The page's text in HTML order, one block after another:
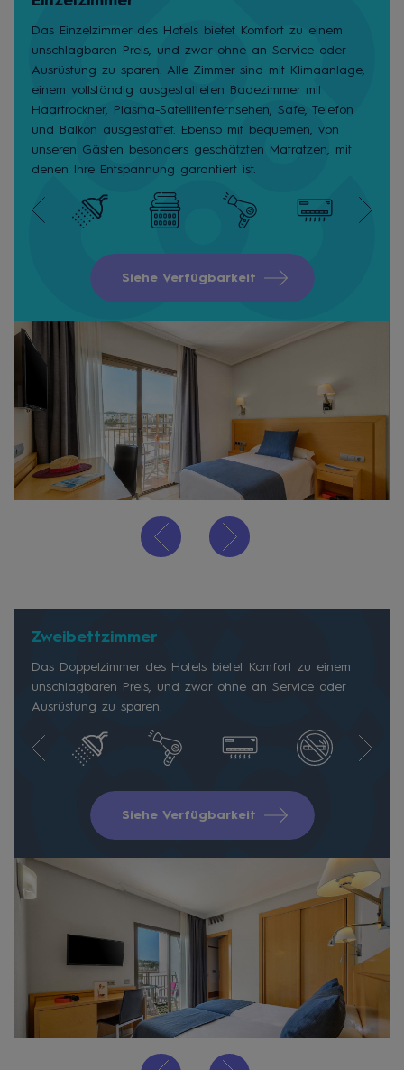
Das Einzelzimmer des Hotels bietet Komfort zu einem
unschlagbaren Preis, und zwar ohne an Service oder
Ausrüstung zu sparen. Alle Zimmer sind mit Klimaanlage,
einem vollständig ausgestatteten Badezimmer mit
Haartrockner, Plasma-Satellitenfernsehen, Safe, Telefon
und Balkon ausgestattet. Ebenso mit bequemen, von
unseren Gästen besonders geschätzten Matratzen, mit
denen Ihre Entspannung garantiert ist.
Siehe Verfügbarkeit
Zweibettzimmer
Das Doppelzimmer des Hotels bietet Komfort zu einem
unschlagbaren Preis, und zwar ohne an Service oder
Ausrüstung zu sparen.
Siehe Verfügbarkeit